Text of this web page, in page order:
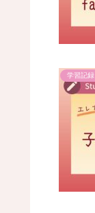
学習記録